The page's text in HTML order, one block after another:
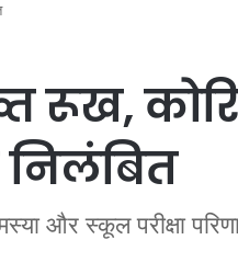
रूख,
और स्कूल परीक्षा